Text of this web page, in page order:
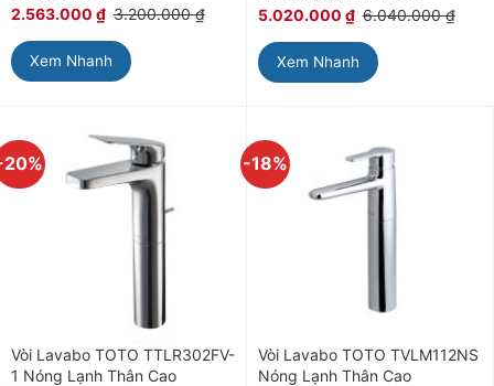
2.563.000 ₫ 3.200.000₫
Xem Nhanh
5.020.000 ₫ 6.040.000₫
Xem Nhanh
Vòi Lavabo TOTO TTLR302FV-
1 Nóng Lạnh Thân Cao
-18%
Vòi Lavabo TOTO TVLM112NS
Nóng Lạnh Thân Cao